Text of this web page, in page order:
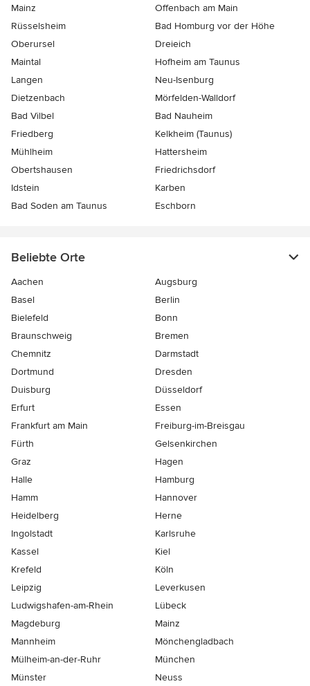
Mainz
Offenbach am Main
Rüsselsheim
Bad Homburg vor der Höhe
Oberursel
Dreieich
Maintal
Hofheim am Taunus
Langen
Neu-Isenburg
Dietzenbach
Mörfelden-Walldorf
Bad Vilbel
Bad Nauheim
Friedberg
Kelkheim (Taunus)
Mühlheim
Hattersheim
Obertshausen
Friedrichsdorf
Idstein
Karben
Bad Soden am Taunus
Eschborn
Beliebte Orte
Aachen
Augsburg
Basel
Berlin
Bielefeld
Bonn
Braunschweig
Bremen
Chemnitz
Darmstadt
Dortmund
Dresden
Duisburg
Düsseldorf
Erfurt
Essen
Frankfurt am Main
Freiburg-im-Breisgau
Fürth
Gelsenkirchen
Graz
Hagen
Halle
Hamburg
Hamm
Hannover
Heidelberg
Herne
Ingolstadt
Karlsruhe
Kassel
Kiel
Krefeld
Köln
Leipzig
Leverkusen
Ludwigshafen-am-Rhein
Lübeck
Magdeburg
Mainz
Mannheim
Mönchen­gladbach
Mülheim-an-der-Ruhr
München
Münster
Neuss